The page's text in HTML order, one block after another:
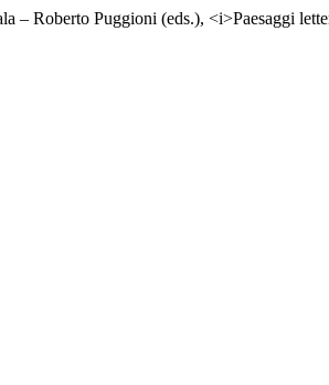
– Roberto Puggioni (eds.), <i>Paesaggi